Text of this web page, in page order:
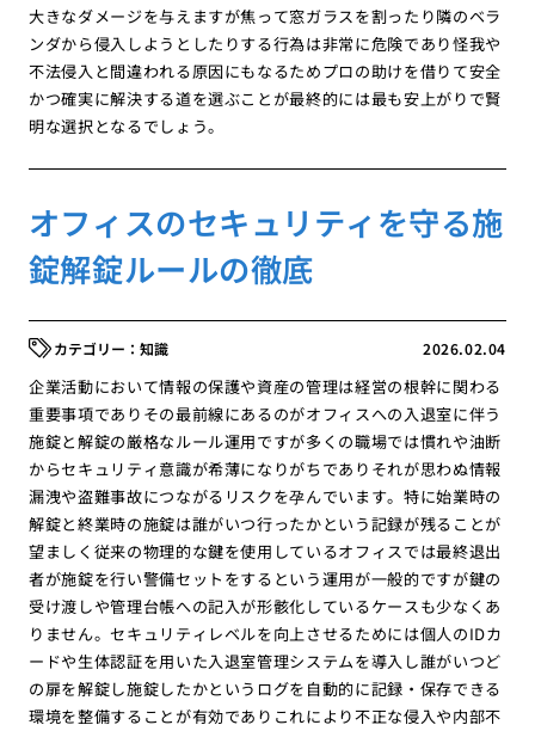
大きなダメージを与えますが焦って窓ガラスを割ったり隣のベラ
ンダから侵入しようとしたりする行為は非常に危険であり怪我や
不法侵入と間違われる原因にもなるためプロの助けを借りて安全
かつ確実に解決する道を選ぶことが最終的には最も安上がりで賢
明な選択となるでしょう。
オフィスのセキュリティを守る施
錠解錠ルールの徹底
2026.02.04
知識
企業活動において情報の保護や資産の管理は経営の根幹に関わる
重要事項でありその最前線にあるのがオフィスへの入退室に伴う
施錠と解錠の厳格なルール運用ですが多くの職場では慣れや油断
からセキュリティ意識が希薄になりがちでありそれが思わぬ情報
漏洩や盗難事故につながるリスクを孕んでいます。特に始業時の
解錠と終業時の施錠は誰がいつ行ったかという記録が残ることが
望ましく従来の物理的な鍵を使用しているオフィスでは最終退出
者が施錠を行い警備セットをするという運用が一般的ですが鍵の
受け渡しや管理台帳への記入が形骸化しているケースも少なくあ
りません。セキュリティレベルを向上させるためには個人のIDカ
ードや生体認証を用いた入退室管理システムを導入し誰がいつど
の扉を解錠し施錠したかというログを自動的に記録・保存できる
環境を整備することが有効でありこれにより不正な侵入や内部不